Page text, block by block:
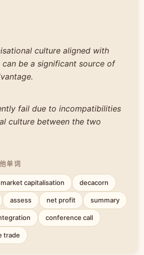
culture aligned with
be a significant source of
fail due to incompatibilities
culture between the two
单词
market capitalisation decacorn
assess net profit summary
conference call
trade